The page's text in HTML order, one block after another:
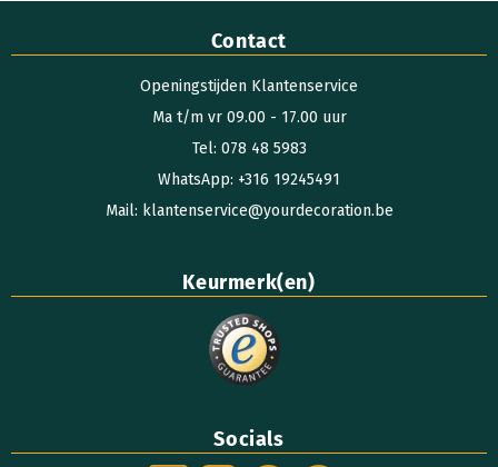
Contact
Openingstijden Klantenservice
Ma t/m vr 09.00 - 17.00 uur
Tel: 078 48 5983
WhatsApp: +316 19245491
Mail: klantenservice@yourdecoration.be
Keurmerk(en)
Socials